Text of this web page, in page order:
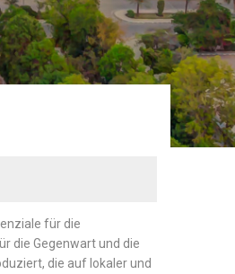
für die
die Gegenwart und die
die auf lokaler und